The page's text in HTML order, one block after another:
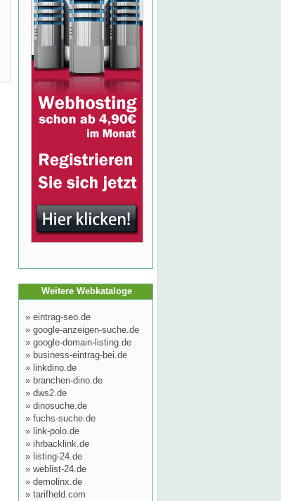
Weitere Webkataloge
» eintrag-seo.de
» google-anzeigen-suche.de
» google-domain-listing.de
» business-eintrag-bei.de
» linkdino.de
» branchen-dino.de
» dws2.de
» dinosuche.de
» fuchs-suche.de
» link-polo.de
» ihrbacklink.de
» listing-24.de
» weblist-24.de
» demolinx.de
» tarifheld.com